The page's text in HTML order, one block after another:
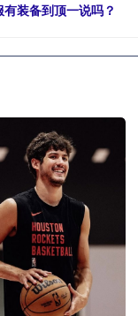
装备到顶一说吗？